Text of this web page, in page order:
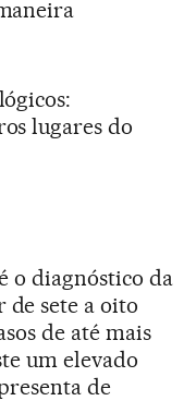
lugares do
o diagnóstico da
de sete a oito
de até mais
um elevado
de